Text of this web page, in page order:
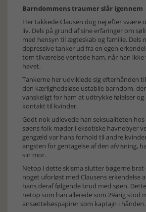
Barndommens traumer slår igennem
Her takkede Clausen dog nej efter svære
liv. Dels på grund af sine erfaringer om
med hensyn til ægteskab og familie. Dels
depressive tanker ud fra en egen
tom tilværelse ventede ham, når han ikke
havet.
Tankerne her udviklede sig efterhånden
den kærlighedsløse ustabile barndom,
vanskeligt for ham at udtrykke følelser og
kontakt til kvinder.
Godt nok udlevede han seksualiteten
søens folk møder i eksotiske havnebyer
gengæld var hans forhold til andre
angsten for gentagelse af den afvisning,
sin mor.
Netop i dette skisma slutter bøgerne
noget uforløst med Clausens erkendelse
hans deraf følgende brud med søen.
netop som han allerede som 29årig stod
ansættelsespapirer som kaptajn i hånden.